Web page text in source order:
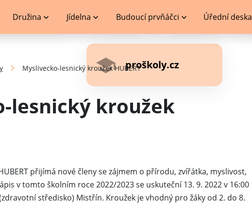
Družina Jídelna Budoucí prvňáčci Úřední deska
proškoly.cz
Myslivecko-lesnický kroužek HUBERT
lesnický kroužek
přijímá nové členy se zájmem o přírodu, zvířátka, myslivost,
v tomto školním roce 2022/2023 se uskuteční 13. 9. 2022 v 16:00
středisko) Mistřín. Kroužek je vhodný pro žáky od 2. do 8.